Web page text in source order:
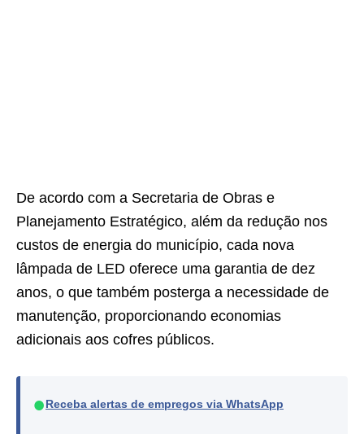
De acordo com a Secretaria de Obras e
Planejamento Estratégico, além da redução nos
custos de energia do município, cada nova
lâmpada de LED oferece uma garantia de dez
anos, o que também posterga a necessidade de
manutenção, proporcionando economias
adicionais aos cofres públicos.
● Receba alertas de empregos via WhatsApp